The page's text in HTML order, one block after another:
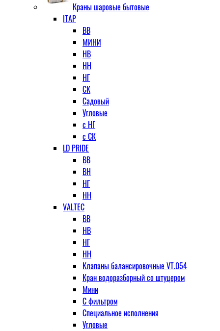
Краны шаровые бытовые
ITAP
ВВ
МИНИ
НВ
НН
НГ
СК
Садовый
Угловые
с НГ
с СК
LD PRIDE
ВВ
ВН
НГ
НН
VALTEC
ВВ
НВ
НГ
НН
Клапаны балансировочные VT.054
Кран водоразборный со штуцером
Мини
С фильтром
Специальное исполнения
Угловые